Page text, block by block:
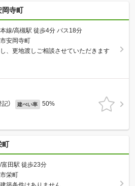
岡寺町
線/高槻駅 徒歩4分 バス18分
安岡寺町
、更地渡しご相談させていただきます
） 建ぺい率 50%
町
富田駅 徒歩23分
栄町